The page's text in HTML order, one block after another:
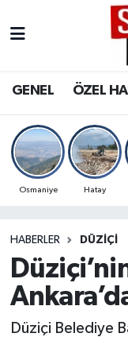
GENEL ÖZEL
Osmaniye Hatay
HABERLER DÜZIÇI
Düziçi Belediye
OSMANİYE
MAGAZİN
SPOR
RESMİ
Osmaniye
Osmaniye
Süper Lig
Son Dakika
Haber Arşivi